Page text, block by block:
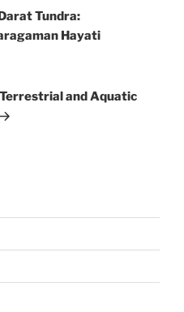
Tundra:
Hayati
and Aquatic